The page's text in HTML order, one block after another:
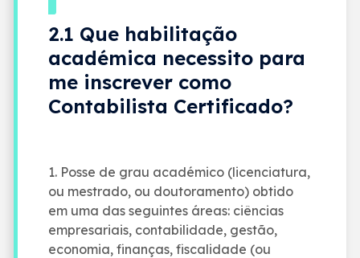
2.1 Que habilitação
académica necessito para
me inscrever como
Contabilista Certificado?
1. Posse de grau académico (licenciatura,
ou mestrado, ou doutoramento) obtido
em uma das seguintes áreas: ciências
empresariais, contabilidade, gestão,
economia, finanças, fiscalidade (ou